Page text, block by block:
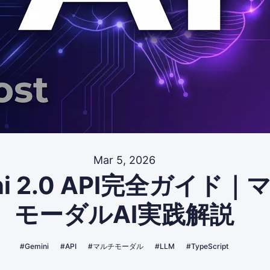
Mar 5, 2026
2.0 API完全ガイド｜
モーダルAI実践解説
#Gemini #API #マルチモーダル #LLM #TypeScript